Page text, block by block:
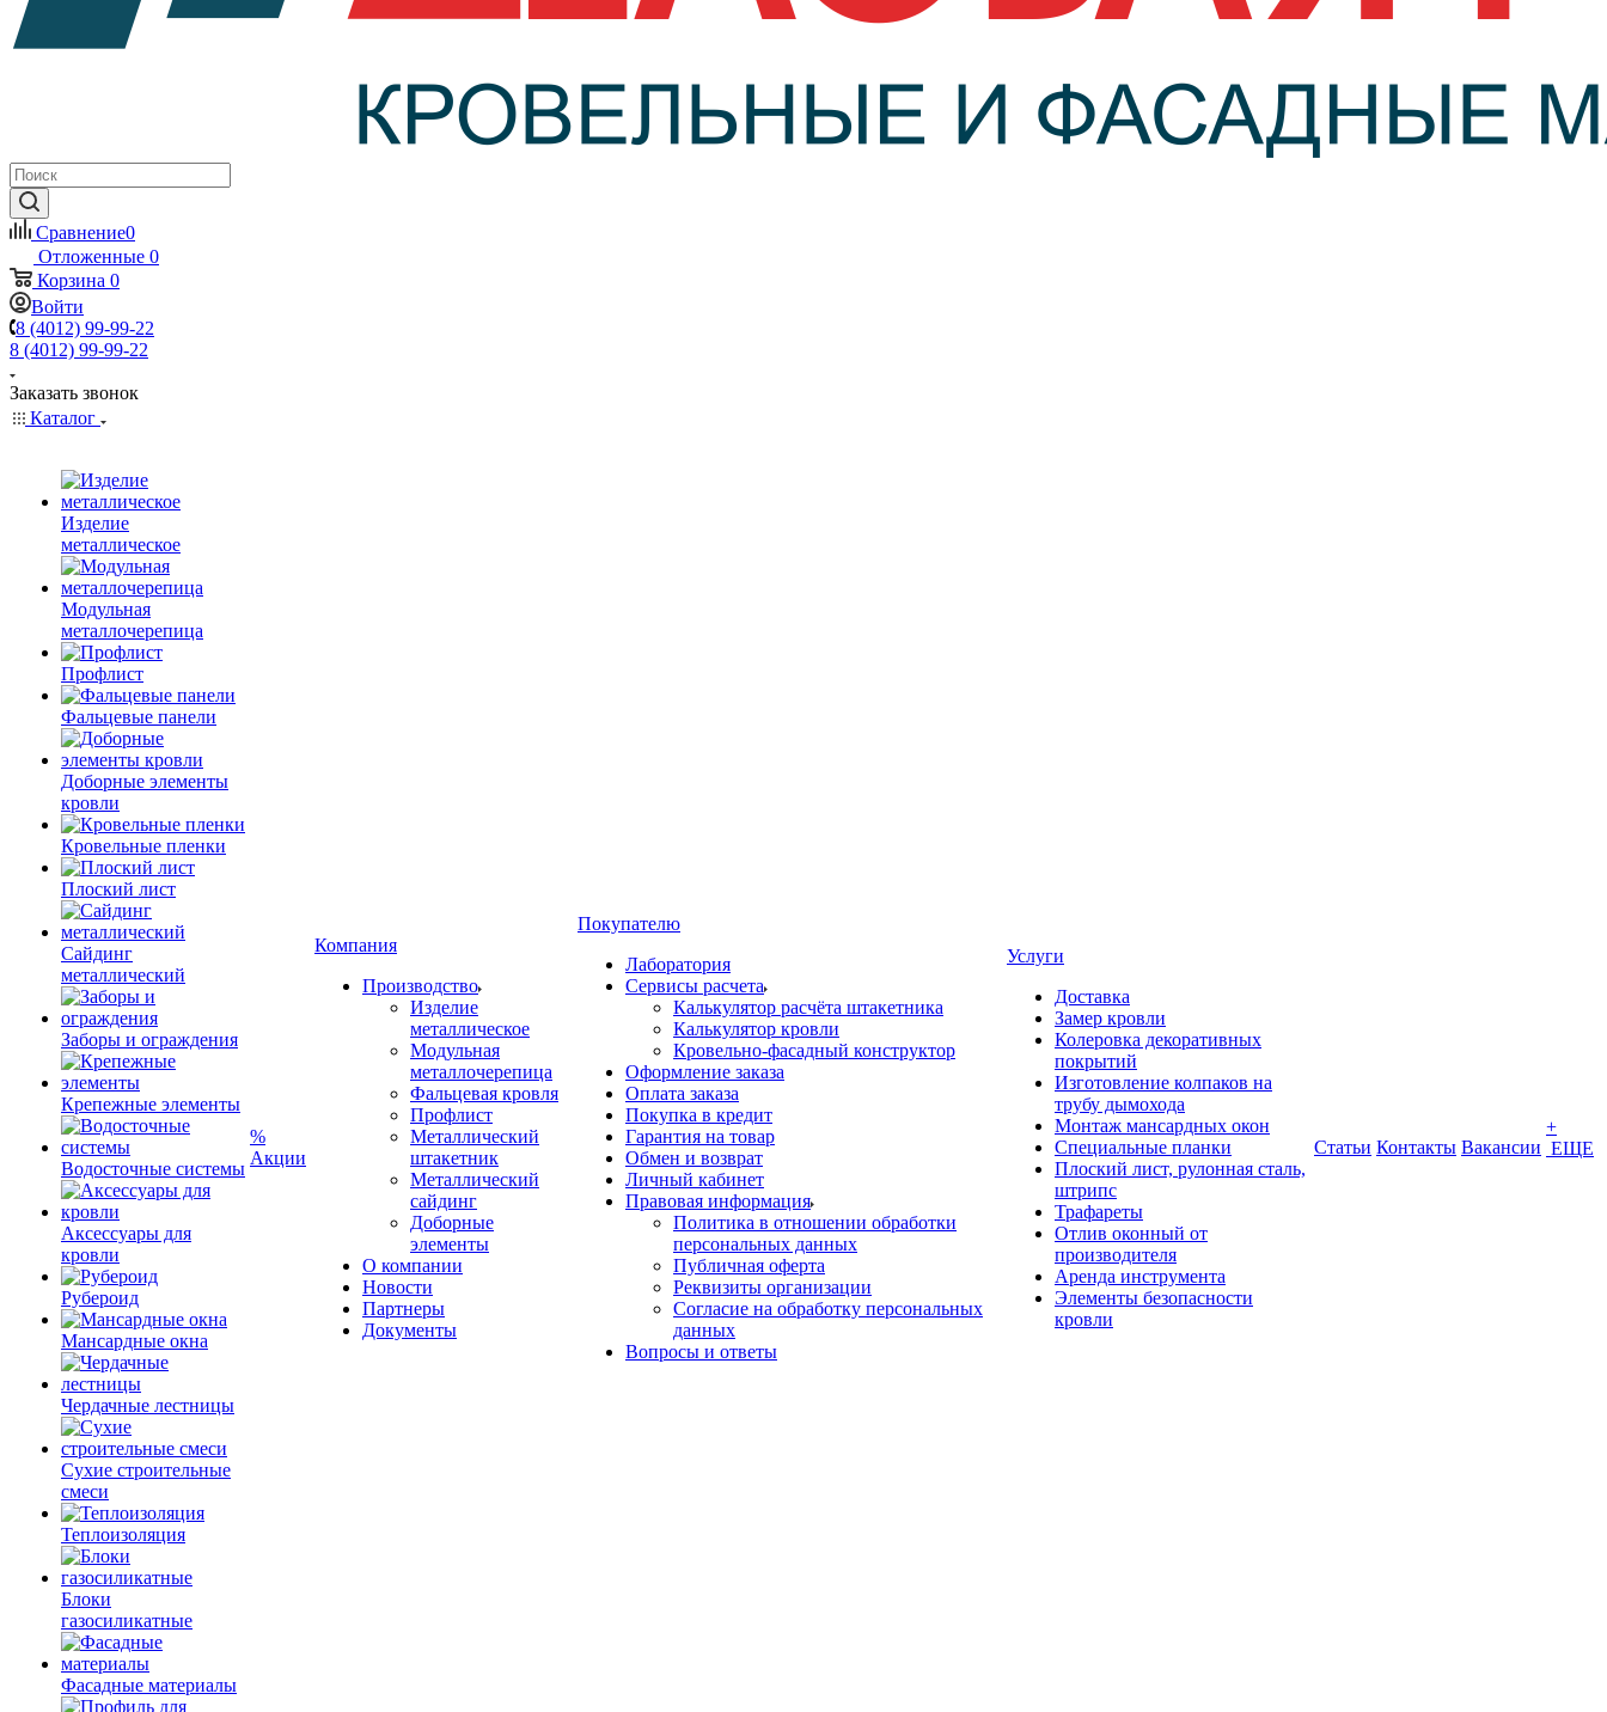
Сравнение0
Отложенные 0
Корзина 0
Войти
8 (4012) 99-99-22
8 (4012) 99-99-22
Заказать звонок
Каталог
Изделие
металлическое
Модульная
металлочерепица
Профлист
Фальцевые панели
Доборные элементы
кровли
Кровельные пленки
Плоский лист
Сайдинг
металлический
Заборы и ограждения
Крепежные элементы
Водосточные системы
Аксессуары для
кровли
Рубероид
Мансардные окна
Чердачные лестницы
Сухие строительные
смеси
Теплоизоляция
Блоки
газосиликатные
Фасадные материалы
%
Акции
Компания
Производство
Изделие
металлическое
Модульная
металлочерепица
Фальцевая кровля
Профлист
Металлический
штакетник
Металлический
сайдинг
Доборные
элементы
О компании
Новости
Партнеры
Документы
Покупателю
Лаборатория
Сервисы расчета
Калькулятор расчёта штакетника
Калькулятор кровли
Кровельно-фасадный конструктор
Оформление заказа
Оплата заказа
Покупка в кредит
Гарантия на товар
Обмен и возврат
Личный кабинет
Правовая информация
Политика в отношении обработки
персональных данных
Публичная оферта
Реквизиты организации
Согласие на обработку персональных
данных
Вопросы и ответы
Услуги
Доставка
Замер кровли
Колеровка декоративных
покрытий
Изготовление колпаков на
трубу дымохода
Монтаж мансардных окон
Специальные планки
Плоский лист, рулонная сталь,
штрипс
Трафареты
Отлив оконный от
производителя
Аренда инструмента
Элементы безопасности
кровли
Статьи Контакты Вакансии
+
ЕЩЕ